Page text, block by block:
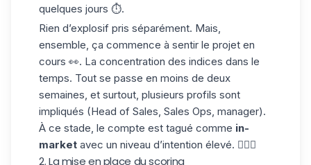
quelques jours ⏱️.
Rien d’explosif pris séparément. Mais,
ensemble, ça commence à sentir le projet en
cours 👀. La concentration des indices dans le
temps. Tout se passe en moins de deux
semaines, et surtout, plusieurs profils sont
impliqués (Head of Sales, Sales Ops, manager).
À ce stade, le compte est tagué comme in-
market avec un niveau d’intention élevé. 🧚🏻‍♀️
2. La mise en place du scoring